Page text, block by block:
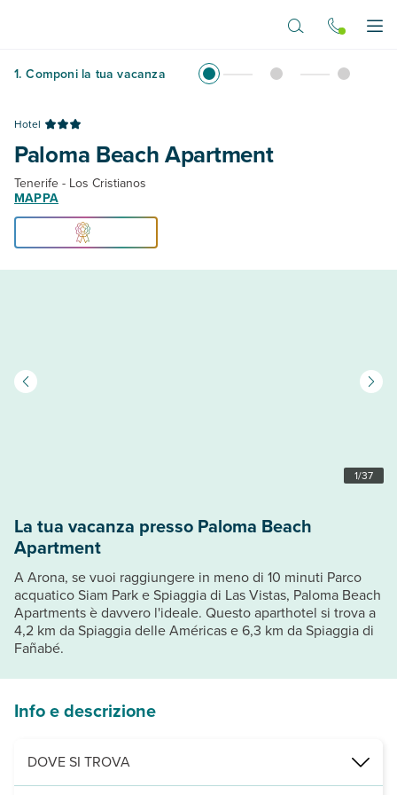
1. Componi la tua vacanza
Hotel
Paloma Beach Apartment
Tenerife - Los Cristianos
MAPPA
1/37
La tua vacanza presso Paloma Beach
Apartment
A Arona, se vuoi raggiungere in meno di 10 minuti Parco
acquatico Siam Park e Spiaggia di Las Vistas, Paloma Beach
Apartments è davvero l'ideale. Questo aparthotel si trova a
4,2 km da Spiaggia delle Américas e 6,3 km da Spiaggia di
Fañabé.
Info e descrizione
DOVE SI TROVA